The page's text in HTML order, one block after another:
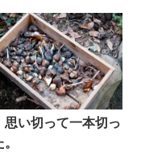
思い切って一本切っ